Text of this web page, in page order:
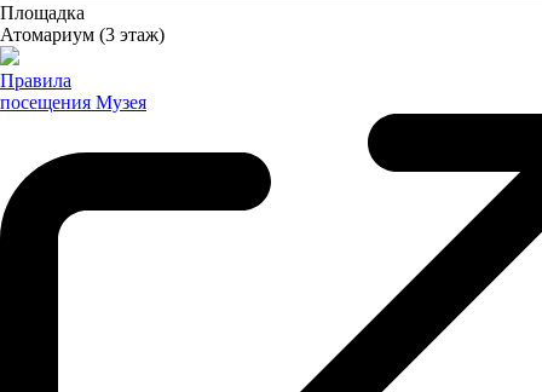
Площадка
Атомариум (3 этаж)
Правила
посещения Музея